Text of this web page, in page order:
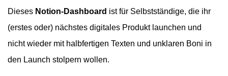
Dieses Notion-Dashboard ist für Selbstständige, die ihr
(erstes oder) nächstes digitales Produkt launchen und
nicht wieder mit halbfertigen Texten und unklaren Boni in
den Launch stolpern wollen.